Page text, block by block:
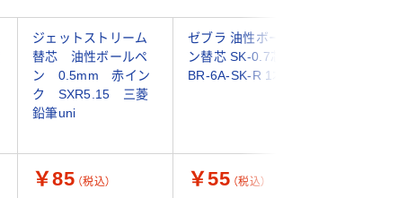
ジェットストリーム
替芯 油性ボールペ
ン 0.5mm 赤イン
ク SXR5.15 三菱
鉛筆uni
ゼブラ 油性ボールペ
ン替芯 SK-0.7芯 赤
BR-6A-SK-R 1本
￥85 （税込） ￥55 （税込）